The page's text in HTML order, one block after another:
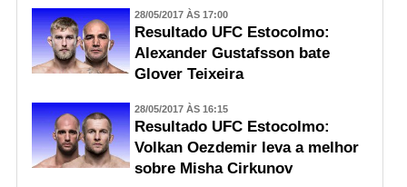
28/05/2017 ÀS 17:00
Resultado UFC Estocolmo:
Alexander Gustafsson bate
Glover Teixeira
28/05/2017 ÀS 16:15
Resultado UFC Estocolmo:
Volkan Oezdemir leva a melhor
sobre Misha Cirkunov